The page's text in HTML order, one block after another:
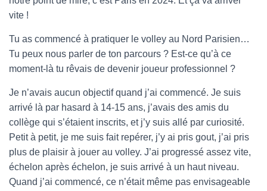
vite !
Tu as commencé à pratiquer le volley au Nord Parisien…
Tu peux nous parler de ton parcours ? Est-ce qu’à ce
moment-là tu rêvais de devenir joueur professionnel ?
Je n’avais aucun objectif quand j’ai commencé. Je suis
arrivé là par hasard à 14-15 ans, j’avais des amis du
collège qui s’étaient inscrits, et j’y suis allé par curiosité.
Petit à petit, je me suis fait repérer, j’y ai pris gout, j’ai pris
plus de plaisir à jouer au volley. J’ai progressé assez vite,
échelon après échelon, je suis arrivé à un haut niveau.
Quand j’ai commencé, ce n’était même pas envisageable